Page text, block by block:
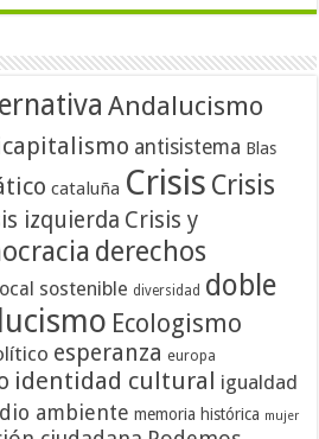
Andalucismo
antisistema Blas
cataluña Crisis Crisis
izquierda Crisis y
derechos
sostenible diversidad doble
Ecologismo
esperanza europa
identidad cultural igualdad
ambiente memoria histórica mujer